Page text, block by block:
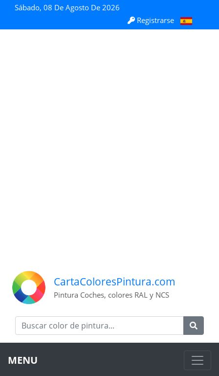
Sábado, 08 De Agosto De 2026
Registrarse
CartaColoresPintura.com
Pintura Coches, colores RAL y NCS
MENU